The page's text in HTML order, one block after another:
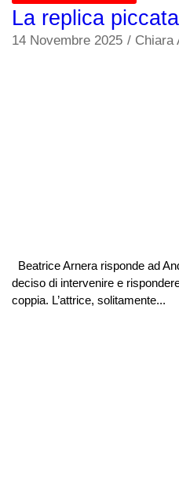
La replica
14 Novembre 2025 / Chiara
Beatrice Arnera risponde ad
deciso di intervenire e
coppia. L’attrice, solitamente...